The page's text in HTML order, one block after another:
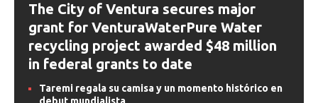
The City of Ventura secures major
grant for VenturaWaterPure Water
recycling project awarded $48 million
in federal grants to date
Taremi regala su camisa y un momento histórico en